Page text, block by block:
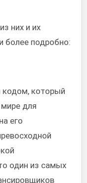
них и их
более подробно:
который
для
его
один из самых